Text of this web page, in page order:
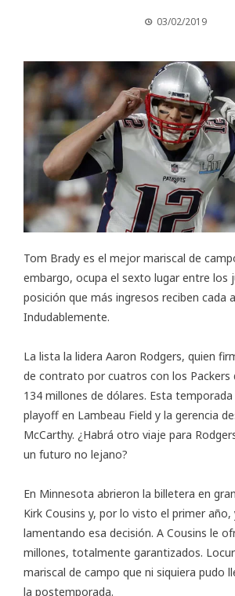
03/02/2019
Tom Brady es el mejor mariscal de
embargo, ocupa el sexto lugar entre los
posición que más ingresos reciben cada
Indudablemente.
La lista la lidera Aaron Rodgers, quien
de contrato por cuatros con los Packers
134 millones de dólares. Esta
playoff en Lambeau Field y la gerencia
McCarthy. ¿Habrá otro viaje para
un futuro no lejano?
En Minnesota abrieron la billetera en
Kirk Cousins y, por lo visto el primer año,
lamentando esa decisión. A Cousins le
millones, totalmente garantizados.
mariscal de campo que ni siquiera pudo
la postemporada.